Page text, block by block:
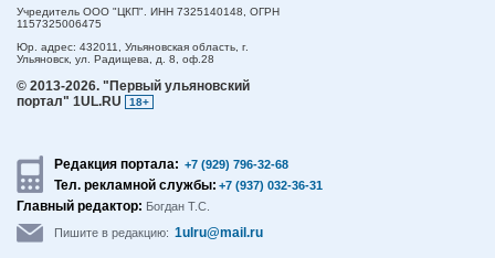
Учредитель ООО "ЦКП". ИНН 7325140148, ОГРН
1157325006475
Юр. адрес: 432011, Ульяновская область, г.
Ульяновск, ул. Радищева, д. 8, оф.28
© 2013-2026. "Первый ульяновский
портал" 1UL.RU
18+
Редакция портала: +7 (929) 796-32-68
Тел. рекламной службы: +7 (937) 032-36-31
Главный редактор: Богдан Т.С.
Пишите в редакцию: 1ulru@mail.ru